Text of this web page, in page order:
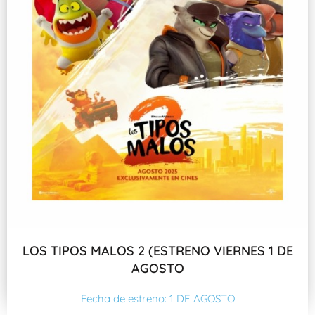
LOS TIPOS MALOS 2 (ESTRENO VIERNES 1 DE
AGOSTO
Fecha de estreno: 1 DE AGOSTO